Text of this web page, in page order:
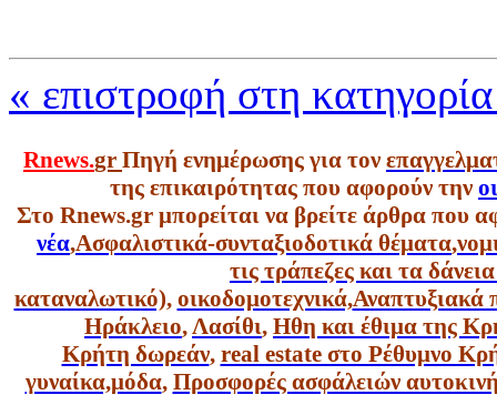
« επιστροφή στη
Rnews.gr Πηγή ενημέρωσης για τον
της επικαιρότητας που αφορούν την
Στο Rnews.gr μπορείται να βρείτε άρθρα που
νέα,Ασφαλιστικά-συνταξιοδοτικά θέματα,
τις τράπεζες και τα
καταναλωτικό), οικοδομοτεχνικά,Αναπτυξιακά
Ηράκλειο,Λασίθι, Ηθη και έθιμα της
Κρήτη δωρεάν, real estate στο Ρέθυμνο
γυναίκα,μόδα, Προσφορές ασφάλειών